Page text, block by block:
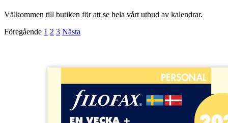
Välkommen till butiken för att se hela vårt utbud av kalendrar.
Föregående 1 2 3 Nästa